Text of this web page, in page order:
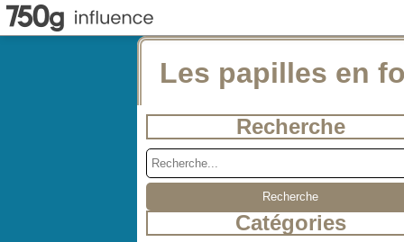
Les papilles en
Recherche
Catégories